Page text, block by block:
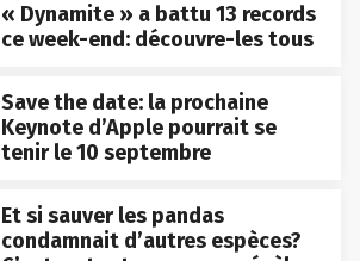
« Dynamite » a battu 13 records
ce week-end: découvre-les tous
Save the date: la prochaine
Keynote d’Apple pourrait se
tenir le 10 septembre
Et si sauver les pandas
condamnait d’autres espèces?